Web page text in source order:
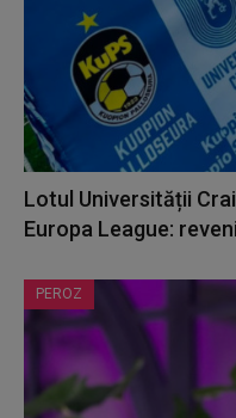
Lotul Universității
Europa League:
PEROZ